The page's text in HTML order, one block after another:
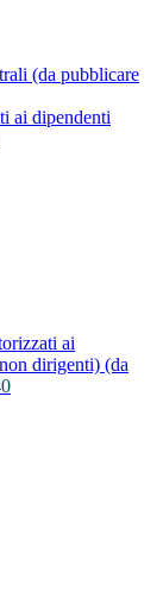
(da pubblicare
ai dipendenti
ai
dirigenti) (da